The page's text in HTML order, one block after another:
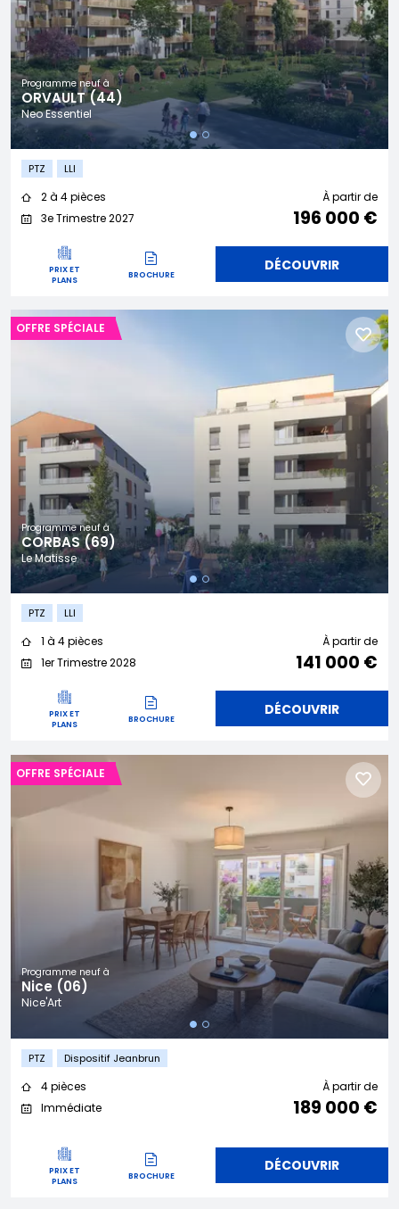
Programme neuf à
ORVAULT (44)
Neo Essentiel
PTZ LLI
2 à 4 pièces
3e Trimestre 2027
À partir de
196 000 €
PRIX ET
PLANS
BROCHURE
DÉCOUVRIR
Programme neuf à
CORBAS (69)
Le Matisse
OFFRE SPÉCIALE
PTZ LLI
1 à 4 pièces
1er Trimestre 2028
À partir de
141 000 €
PRIX ET
PLANS
BROCHURE
DÉCOUVRIR
Programme neuf à
Nice (06)
Nice'Art
OFFRE SPÉCIALE
PTZ Dispositif Jeanbrun
4 pièces
Immédiate
À partir de
189 000 €
PRIX ET
PLANS
BROCHURE
DÉCOUVRIR